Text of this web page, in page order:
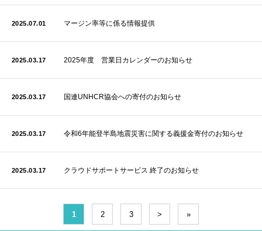
2025.07.01 マージン率等に係る情報提供
2025.03.17 2025年度 営業日カレンダーのお知らせ
2025.03.17 国連UNHCR協会への寄付のお知らせ
2025.03.17 令和6年能登半島地震災害に関する義援金寄付のお知らせ
2025.03.17 クラウドサポートサービス 終了のお知らせ
1 2 3 > »